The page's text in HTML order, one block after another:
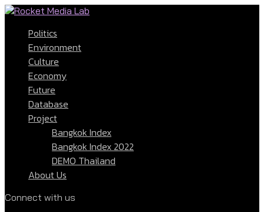
Politics
Environment
Culture
Economy
Future
Database
Project
Bangkok Index
Bangkok Index 2022
DEMO Thailand
About Us
Connect with us